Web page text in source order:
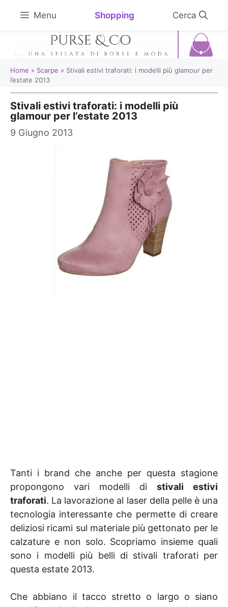
Menu Shopping
Home » Scarpe » Stivali estivi traforati: i modelli più glamour per
l’estate 2013
Stivali estivi traforati: i modelli più
glamour per l’estate 2013
9 Giugno 2013
Tanti i brand che anche per questa stagione
propongono vari modelli di stivali estivi
traforati. La lavorazione al laser della pelle è una
tecnologia interessante che permette di creare
deliziosi ricami sul materiale più gettonato per le
calzature e non solo. Scopriamo insieme quali
sono i modelli più belli di stivali traforati per
questa estate 2013.
Che abbiano il tacco stretto o largo o siano